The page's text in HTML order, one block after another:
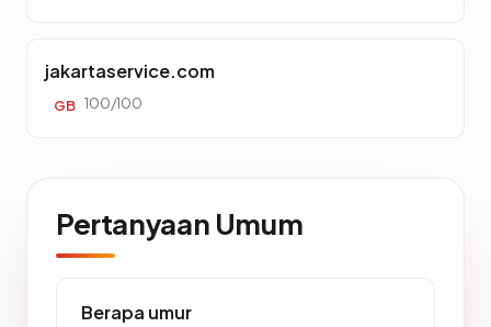
jakartaservice.com
GB 100/100
Pertanyaan Umum
Berapa umur